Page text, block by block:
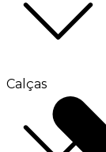
Calças